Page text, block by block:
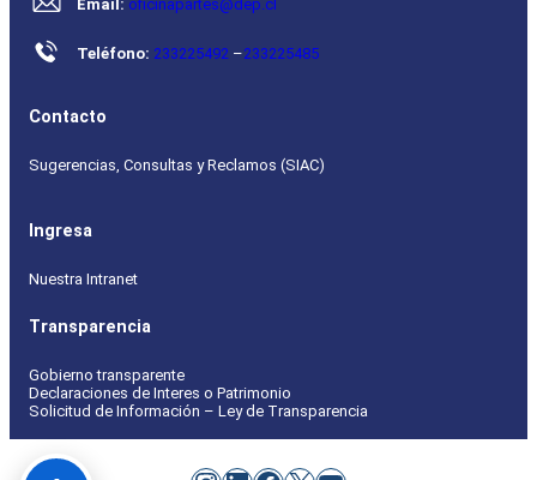
Email: oficinapartes@dep.cl
Teléfono: 233225492 –233225485
Contacto
Sugerencias, Consultas y Reclamos (SIAC)
Ingresa
Nuestra Intranet
Transparencia
Gobierno transparente
Declaraciones de Interes o Patrimonio
Solicitud de Información – Ley de Transparencia